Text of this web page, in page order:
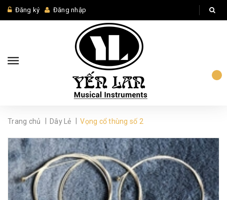
Đăng ký Đăng nhập
Trang chủ Dây Lẻ Vọng cổ thùng số 2